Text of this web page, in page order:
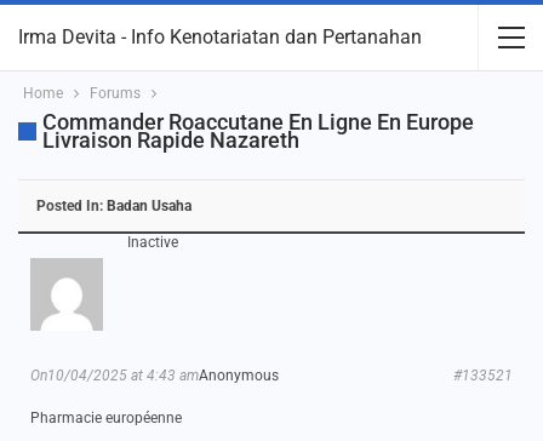
Irma Devita - Info Kenotariatan dan Pertanahan
Home Forums
Commander Roaccutane En Ligne En Europe
Livraison Rapide Nazareth
Posted In: Badan Usaha
Inactive
Anonymous
On10/04/2025 at 4:43 am #133521
Pharmacie européenne